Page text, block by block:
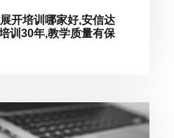
开培训哪家好,安信达
训30年,教学质量有保